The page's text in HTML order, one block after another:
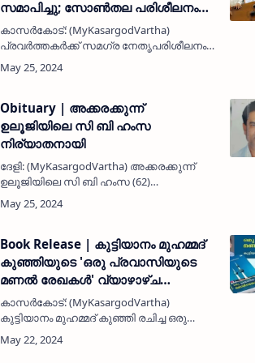
സമാപിച്ചു; സോണ്‍തല പരിശീലനം
31ന് തുടങ്ങുംMuslim Jamaat |
കേരള മുസ്ലിം ജമാഅത്ത് ജില്ലാ
ആക്ഷന്‍ 24 സമാപിച്ചു; സോണ്‍തല
പരിശീലനം 31ന് തുടങ്ങുംMuslim
ജില്ലാ ആക്ഷന്‍ 24 സമാപിച്ചു;
സോണ്‍തല പരിശീലനം 31ന് തുടങ്ങും
കാസര്‍കോട്: (MyKasargodVartha)
പ്രവര്‍ത്തകര്‍ക്ക് സമഗ്ര നേതൃപരിശീലനം
ലക്ഷ്യം വെച്ച് കേരള മുസ്ലിം ജമാഅത്ത്‌
ദേളി സഅദിയ്യയില്‍ സംഘടിപ്പിച്ച നേതൃ
Obituary | അക്കരക്കുന്ന്
ഉലൂജിയിലെ സി ബി ഹംസ
നിര്യാതനായി
ദേളി: (MyKasargodVartha) അക്കരക്കുന്ന്
ഉലൂജിയിലെ സി ബി ഹംസ (62)
നിര്യാതനായി. പരേതരായ സി ബി
അബൂബകർ - ബീഫാത്വിമ ദമ്പതികളുടെ
ആയിരുന്നു. കുറച്ച് കാലമായി അസുഖ…
Book Release | കുട്ടിയാനം മുഹമ്മദ്
കുഞ്ഞിയുടെ 'ഒരു പ്രവാസിയുടെ
മണൽ രേഖകൾ' വ്യാഴാഴ്ച
പ്രകാശനം ചെയ്യും
കാസർകോട്: (MyKasargodVartha)
കുട്ടിയാനം മുഹമ്മദ് കുഞ്ഞി രചിച്ച ഒരു
പ്രവാസിയുടെ മണൽ രേഖകൾ എന്ന
പ്രവാസ അനുഭവങ്ങളുടെ പുസ്തകം,